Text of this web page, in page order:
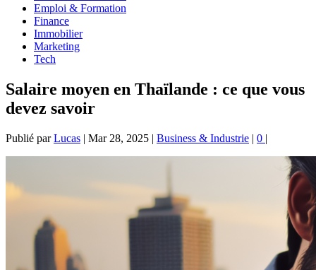
Emploi & Formation
Finance
Immobilier
Marketing
Tech
Salaire moyen en Thaïlande : ce que vous
devez savoir
Publié parLucas | Mar 28, 2025 | Business & Industrie | 0 |